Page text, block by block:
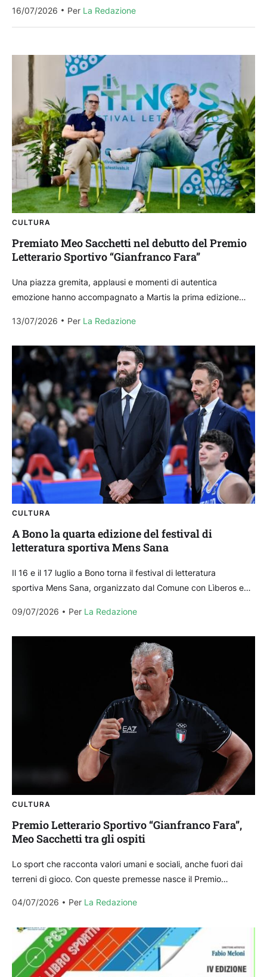
16/07/2026
Per La Redazione
CULTURA
Premiato Meo Sacchetti nel debutto del Premio
Letterario Sportivo “Gianfranco Fara”
Una piazza gremita, applausi e momenti di autentica
emozione hanno accompagnato a Martis la prima edizione
memoria dello storico presidente...
13/07/2026 Per La Redazione
CULTURA
A Bono la quarta edizione del festival di
letteratura sportiva Mens Sana
Il 16 e il 17 luglio a Bono torna il festival di letteratura
sportiva Mens Sana, organizzato dal Comune con Lìberos e
paese del...
09/07/2026 Per La Redazione
CULTURA
Premio Letterario Sportivo “Gianfranco Fara”,
Meo Sacchetti tra gli ospiti
Lo sport che racconta valori umani e sociali, anche fuori dai
terreni di gioco. Con queste premesse nasce il Premio
inserito nel...
04/07/2026 Per La Redazione